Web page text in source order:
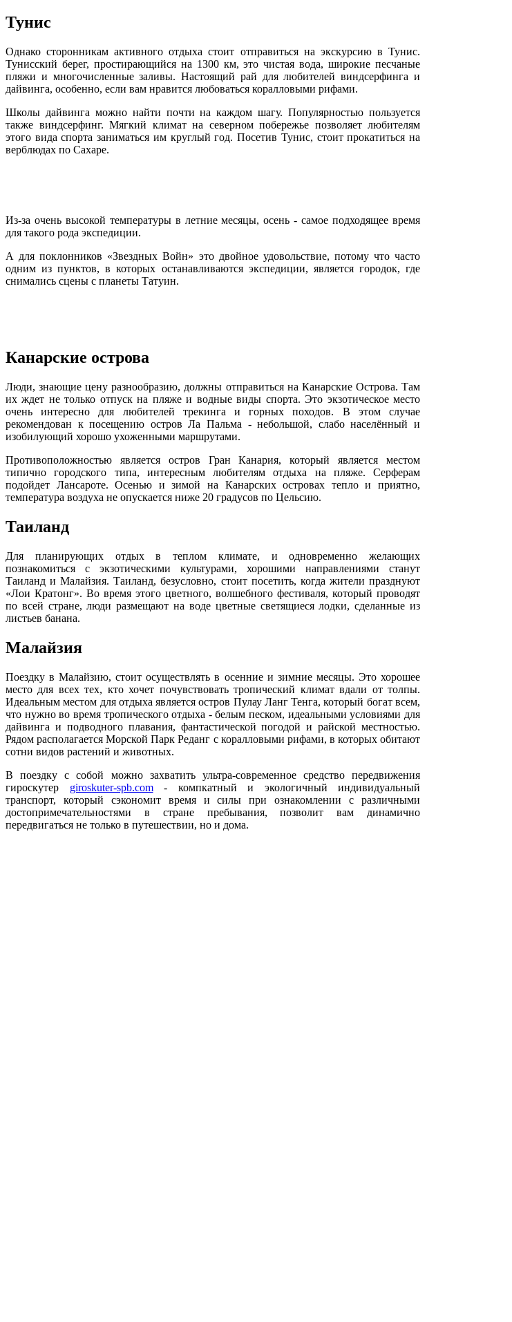
Тунис
Однако сторонникам активного отдыха стоит отправиться на экскурсию в Тунис.
Тунисский берег, простирающийся на 1300 км, это чистая вода, широкие песчаные
пляжи и многочисленные заливы. Настоящий рай для любителей виндсерфинга и
дайвинга, особенно, если вам нравится любоваться коралловыми рифами.
Школы дайвинга можно найти почти на каждом шагу. Популярностью пользуется
также виндсерфинг. Мягкий климат на северном побережье позволяет любителям
этого вида спорта заниматься им круглый год. Посетив Тунис, стоит прокатиться на
верблюдах по Сахаре.
Из-за очень высокой температуры в летние месяцы, осень - самое подходящее время
для такого рода экспедиции.
А для поклонников «Звездных Войн» это двойное удовольствие, потому что часто
одним из пунктов, в которых останавливаются экспедиции, является городок, где
снимались сцены с планеты Татуин.
Канарские острова
Люди, знающие цену разнообразию, должны отправиться на Канарские Острова. Там
их ждет не только отпуск на пляже и водные виды спорта. Это экзотическое место
очень интересно для любителей трекинга и горных походов. В этом случае
рекомендован к посещению остров Ла Пальма - небольшой, слабо населённый и
изобилующий хорошо ухоженными маршрутами.
Противоположностью является остров Гран Канария, который является местом
типично городского типа, интересным любителям отдыха на пляже. Серферам
подойдет Лансароте. Осенью и зимой на Канарских островах тепло и приятно,
температура воздуха не опускается ниже 20 градусов по Цельсию.
Таиланд
Для планирующих отдых в теплом климате, и одновременно желающих
познакомиться с экзотическими культурами, хорошими направлениями станут
Таиланд и Малайзия. Таиланд, безусловно, стоит посетить, когда жители празднуют
«Лои Кратонг». Во время этого цветного, волшебного фестиваля, который проводят
по всей стране, люди размещают на воде цветные светящиеся лодки, сделанные из
листьев банана.
Малайзия
Поездку в Малайзию, стоит осуществлять в осенние и зимние месяцы. Это хорошее
место для всех тех, кто хочет почувствовать тропический климат вдали от толпы.
Идеальным местом для отдыха является остров Пулау Ланг Тенга, который богат всем,
что нужно во время тропического отдыха - белым песком, идеальными условиями для
дайвинга и подводного плавания, фантастической погодой и райской местностью.
Рядом располагается Морской Парк Реданг с коралловыми рифами, в которых обитают
сотни видов растений и животных.
В поездку с собой можно захватить ультра-современное средство передвижения
гироскутер giroskuter-spb.com- компкатный и экологичный индивидуальный
транспорт, который сэкономит время и силы при ознакомлении с различными
достопримечательностями в стране пребывания, позволит вам динамично
передвигаться не только в путешествии, но и дома.